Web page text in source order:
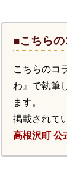
■こちら
こちらのコ
わ』で執筆
ます。
掲載されて
高根沢町 公